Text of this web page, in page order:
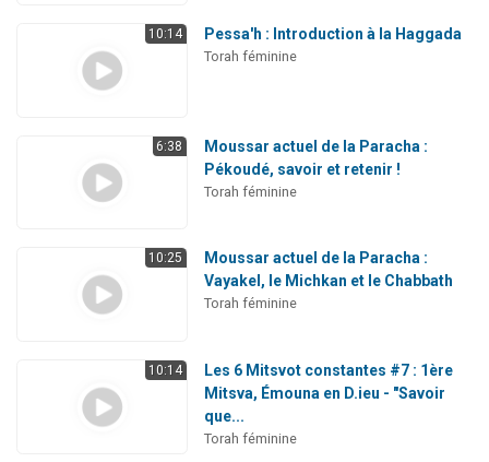
10:14 Pessa'h : Introduction à la Haggada
Torah féminine
6:38
Moussar actuel de la Paracha :
Pékoudé, savoir et retenir !
Torah féminine
10:25
Moussar actuel de la Paracha :
Vayakel, le Michkan et le Chabbath
Torah féminine
10:14
Les 6 Mitsvot constantes #7 : 1ère
Mitsva, Émouna en D.ieu - "Savoir
que...
Torah féminine